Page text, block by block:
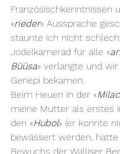
Französischkenntnissen
«rieder» Aussprache
staunte ich nicht
Jodelkamerad für alle «
Büüsa» verlangte und wir
Genepi bekamen.
Beim Heuen in der «
meine Mutter als erstes
den «Hubol» (er konnte
bewässert werden, hatte
Bewuchs der Walliser